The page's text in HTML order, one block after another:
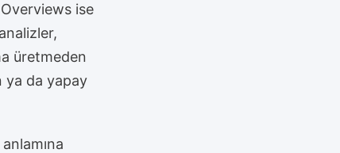
ise
üretmeden
ya da yapay